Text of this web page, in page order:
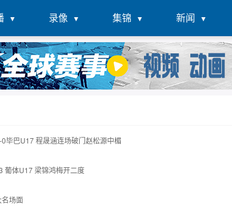
录像 集锦 新闻
毕巴U17 程晟涵连场破门赵松源中楣
葡体U17 梁锦鸿梅开二度
场面